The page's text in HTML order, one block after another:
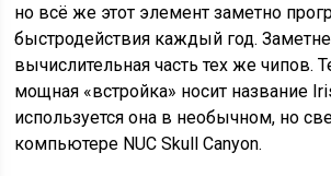
но всё же этот элемент заметно
быстродействия каждый год.
вычислительная часть тех же чипов.
мощная «встройка» носит название
используется она в необычном, но
компьютере NUC Skull Canyon.